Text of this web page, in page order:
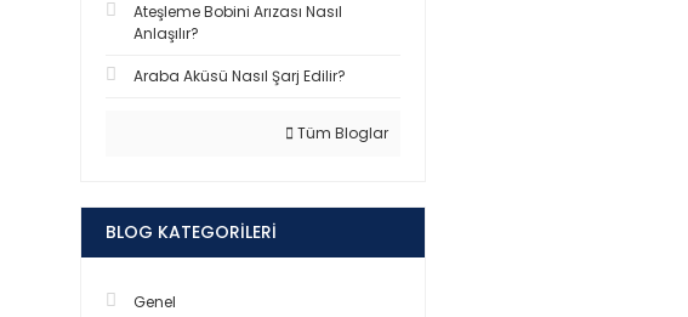
Ateşleme Bobini Arızası Nasıl
Anlaşılır?
Araba Aküsü Nasıl Şarj Edilir?
Tüm Bloglar
BLOG KATEGORILERI
Genel